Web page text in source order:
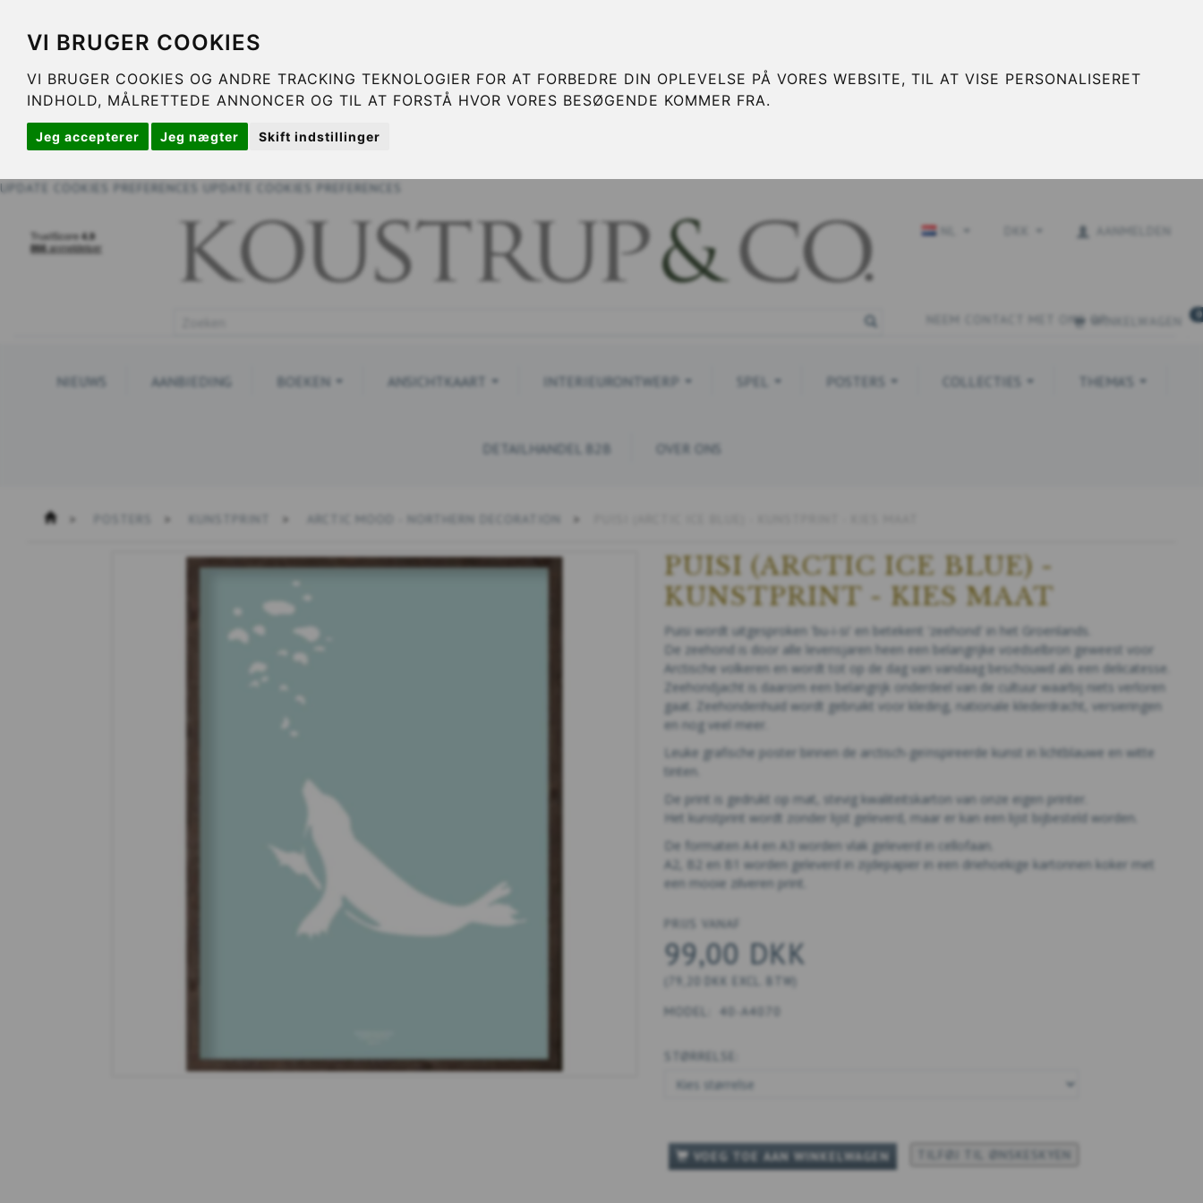
VI BRUGER COOKIES
VI BRUGER COOKIES OG ANDRE TRACKING TEKNOLOGIER FOR AT FORBEDRE DIN OPLEVELSE PÅ VORES WEBSITE, TIL AT VISE PERSONALISERET
INDHOLD, MÅLRETTEDE ANNONCER OG TIL AT FORSTÅ HVOR VORES BESØGENDE KOMMER FRA.
Jeg accepterer Jeg nægter Skift indstillinger
UPDATE COOKIES PREFERENCES UPDATE COOKIES PREFERENCES
NEEM CONTACT MET ONS OPWINKELWAGEN 0
NIEUWS AANBIEDING BOEKEN ANSICHTKAART INTERIEURONTWERP SPEL POSTERS COLLECTIES THEMA'S
DETAILHANDEL B2B OVER ONS
ARCTIC MOOD - NORTHERN DECORATION
PUISI (ARCTIC ICE BLUE) -
KUNSTPRINT - KIES MAAT
Puisi wordt uitgesproken 'bu-i-si' en betekent 'zeehond' in het Groenlands.
De zeehond is door alle levensjaren heen een belangrijke voedselbron geweest voor
Arctische volkeren en wordt tot op de dag van vandaag beschouwd als een delicatesse.
Zeehondjacht is daarom een belangrijk onderdeel van de cultuur waarbij niets verloren
gaat. Zeehondenhuid wordt gebruikt voor kleding, nationale klederdracht, versieringen
en nog veel meer.
Leuke grafische poster binnen de arctisch-geïnspireerde kunst in lichtblauwe en witte
tinten.
De print is gedrukt op mat, stevig kwaliteitskarton van onze eigen printer.
Het kunstprint wordt zonder lijst geleverd, maar er kan een lijst bijbesteld worden.
De formaten A4 en A3 worden vlak geleverd in cellofaan.
A2, B2 en B1 worden geleverd in zijdepapier in een driehoekige kartonnen koker met
een mooie zilveren print.
PRIJS VANAF
99,00 DKK
79,20 DKK EXCL. BTW
MODEL: 40-A4070
STØRRELSE:
VOEG TOE AAN WINKELWAGEN TILFØJ TIL ØNSKESKYEN